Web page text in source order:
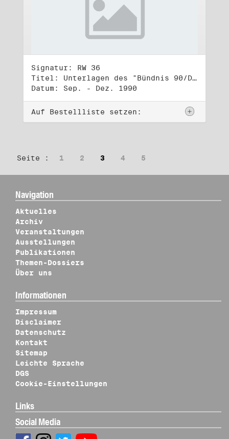
Signatur: RW 36
Titel: Unterlagen des "Bündnis 90/Die Grünen - BürgerInnenbewegung", Wahlbündnis zur Bundestagswahl am 2.12.1990 (4)
Datum: Sep. - Dez. 1990
Auf Bestellliste setzen:
Seite : 1 2 3 4 5
Navigation
Aktuelles
Archiv
Veranstaltungen
Ausstellungen
Publikationen
Themen-Dossiers
Über uns
Informationen
Impressum
Disclaimer
Datenschutz
Kontakt
Sitemap
Leichte Sprache
DGS
Cookie-Einstellungen
Links
Social Media